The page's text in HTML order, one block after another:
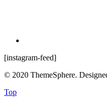
[instagram-feed]
© 2020 ThemeSphere.
Top